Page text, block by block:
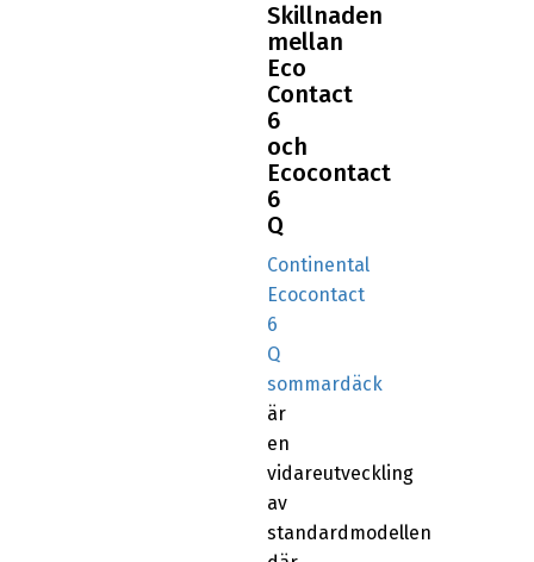
Skillnaden
mellan
Eco
Contact
6
och
Ecocontact
6
Q
Continental
Ecocontact
6
Q
sommardäck
är
en
vidareutveckling
av
standardmodellen